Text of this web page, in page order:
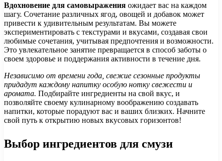
Вдохновение для самовыражения ожидает вас на каждом
шагу. Сочетание различных ягод, овощей и добавок может
привести к удивительным результатам. Вы можете
экспериментировать с текстурами и вкусами, создавая свои
любимые сочетания, учитывая предпочтения и возможности.
Это увлекательное занятие превращается в способ заботы о
своем здоровье и поддержания активности в течение дня.
Независимо от времени года, свежие сезонные продукты
придадут каждому напитку особую нотку свежести и
аромата. Подбирайте ингредиенты на свой вкус, и
позволяйте своему кулинарному воображению создавать
напитки, которые порадуют вас и ваших близких. Начните
свой путь к открытию новых вкусовых горизонтов!
Выбор ингредиентов для смузи